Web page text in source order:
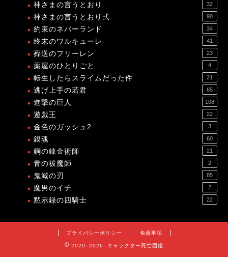
神さまの言うとおり 32
神さまの言うとおり弍 90
約束のネバーランド 34
終末のワルキューレ 41
葬送のフリーレン 23
薬屋のひとりごと 4
転生したらスライムだった件 21
逃げ上手の若君 65
進撃の巨人 108
遊戯王 22
金色のガッシュ2 3
銀魂 60
鋼の錬金術師 21
青の祓魔師 2
鬼滅の刃 85
魔男のイチ 2
黙示録の四騎士 22
プライバシーポリシー 免責事項
2020–2026 キャラクター死亡図鑑